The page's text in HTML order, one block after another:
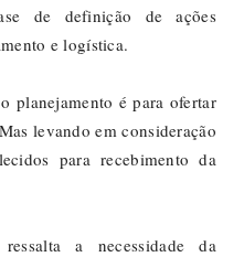
de definição de ações
e logística.
planejamento é para ofertar
levando em consideração
para recebimento da
a necessidade da